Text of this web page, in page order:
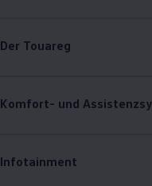
Der Touareg
Komfort- und
Infotainment